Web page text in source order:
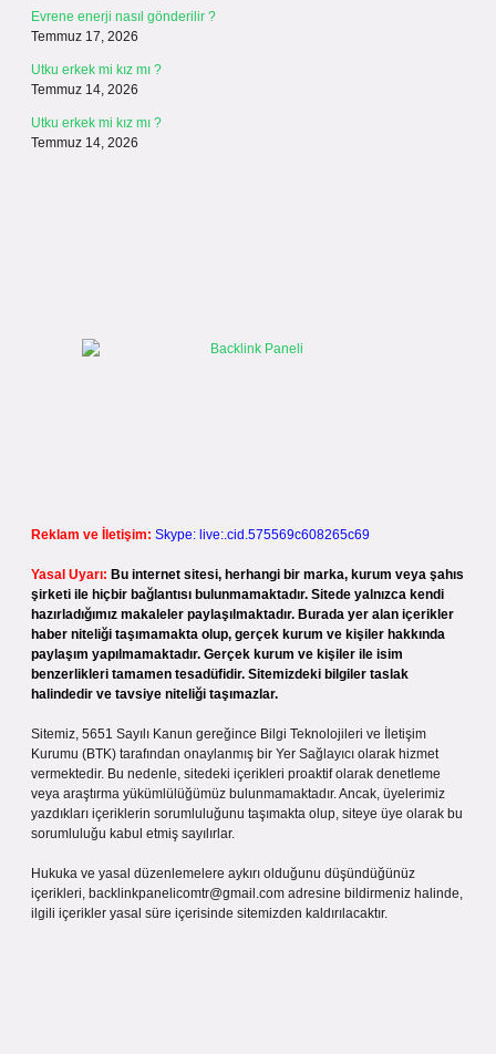
Evrene enerji nasıl gönderilir ?
Temmuz 17, 2026
Utku erkek mi kız mı ?
Temmuz 14, 2026
Utku erkek mi kız mı ?
Temmuz 14, 2026
Reklam ve İletişim: Skype: live:.cid.575569c608265c69
Yasal Uyarı: Bu internet sitesi, herhangi bir marka, kurum veya şahıs
şirketi ile hiçbir bağlantısı bulunmamaktadır. Sitede yalnızca kendi
hazırladığımız makaleler paylaşılmaktadır. Burada yer alan içerikler
haber niteliği taşımamakta olup, gerçek kurum ve kişiler hakkında
paylaşım yapılmamaktadır. Gerçek kurum ve kişiler ile isim
benzerlikleri tamamen tesadüfidir. Sitemizdeki bilgiler taslak
halindedir ve tavsiye niteliği taşımazlar.
Sitemiz, 5651 Sayılı Kanun gereğince Bilgi Teknolojileri ve İletişim
Kurumu (BTK) tarafından onaylanmış bir Yer Sağlayıcı olarak hizmet
vermektedir. Bu nedenle, sitedeki içerikleri proaktif olarak denetleme
veya araştırma yükümlülüğümüz bulunmamaktadır. Ancak, üyelerimiz
yazdıkları içeriklerin sorumluluğunu taşımakta olup, siteye üye olarak bu
sorumluluğu kabul etmiş sayılırlar.
Hukuka ve yasal düzenlemelere aykırı olduğunu düşündüğünüz
içerikleri, backlinkpanelicomtr@gmail.com adresine bildirmeniz halinde,
ilgili içerikler yasal süre içerisinde sitemizden kaldırılacaktır.